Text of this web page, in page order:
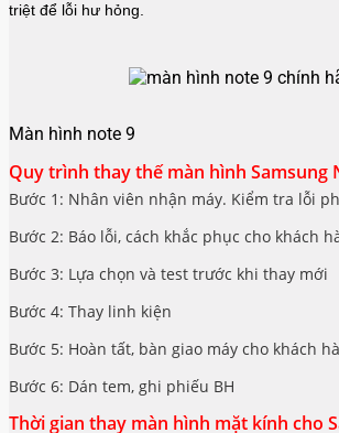
triệt để lỗi hư hỏng.
Màn hình note 9
Quy trình thay thế màn hình Samsung
Bước 1: Nhân viên nhận máy. Kiểm tra lỗi
Bước 2: Báo lỗi, cách khắc phục cho khách
Bước 3: Lựa chọn và test trước khi thay mới
Bước 4: Thay linh kiện
Bước 5: Hoàn tất, bàn giao máy cho khách
Bước 6: Dán tem, ghi phiếu BH
Thời gian thay màn hình mặt kính cho